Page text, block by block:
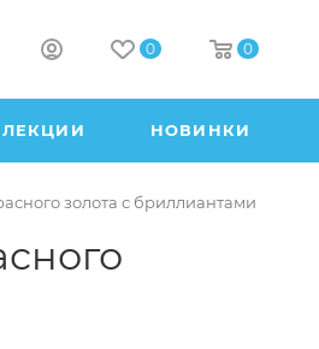
0 0
НОВИНКИ
золота с бриллиантами